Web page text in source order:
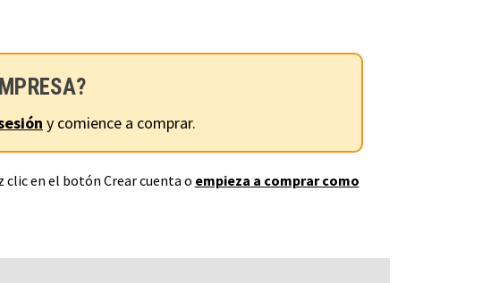
y comience a comprar.
clic en el botón Crear cuenta o empieza a comprar como